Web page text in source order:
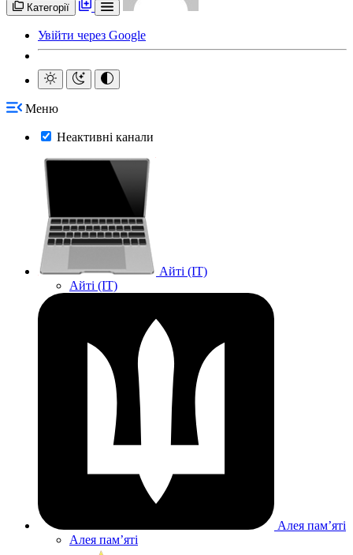
Категорії
Увійти через Google
Меню
Неактивні канали
Айті (IT)
Айті (IT)
Алея памʼяті
Алея памʼяті